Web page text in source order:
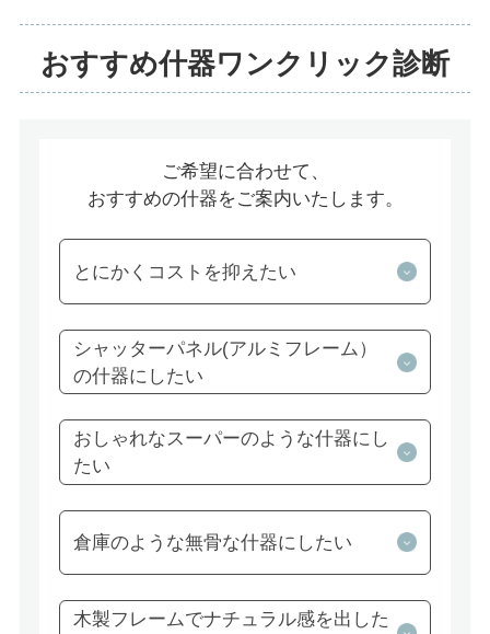
おすすめ什器ワンクリック診断
ご希望に合わせて、
おすすめの什器をご案内いたします。
とにかくコストを抑えたい
シャッターパネル(アルミフレーム）
の什器にしたい
おしゃれなスーパーのような什器にし
たい
倉庫のような無骨な什器にしたい
木製フレームでナチュラル感を出した